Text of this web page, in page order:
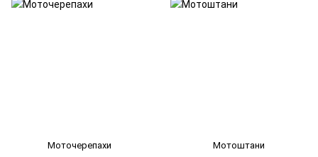
Моточерепахи Мотоштани